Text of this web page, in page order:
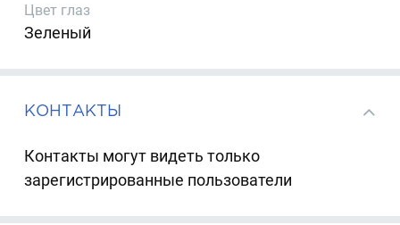
Цвет глаз
Зеленый
КОНТАКТЫ
Контакты могут видеть только
зарегистрированные пользователи